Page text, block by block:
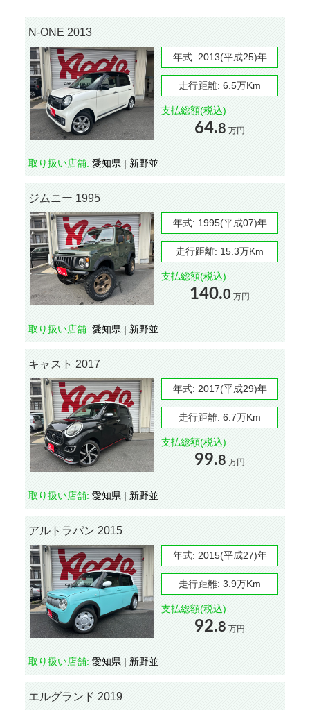
N-ONE 2013
年式: 2013(平成25)年
走行距離: 6.5万Km
支払総額(税込)
64.8 万円
取り扱い店舗: 愛知県 | 新野並
ジムニー 1995
年式: 1995(平成07)年
走行距離: 15.3万Km
支払総額(税込)
140.0 万円
取り扱い店舗: 愛知県 | 新野並
キャスト 2017
年式: 2017(平成29)年
走行距離: 6.7万Km
支払総額(税込)
99.8 万円
取り扱い店舗: 愛知県 | 新野並
アルトラパン 2015
年式: 2015(平成27)年
走行距離: 3.9万Km
支払総額(税込)
92.8 万円
取り扱い店舗: 愛知県 | 新野並
エルグランド 2019